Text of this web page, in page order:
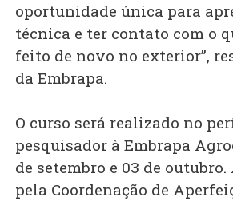
oportunidade única para
técnica e ter contato com o
feito de novo no exterior”,
da Embrapa.
O curso será realizado no
pesquisador à Embrapa
de setembro e 03 de
pela Coordenação de